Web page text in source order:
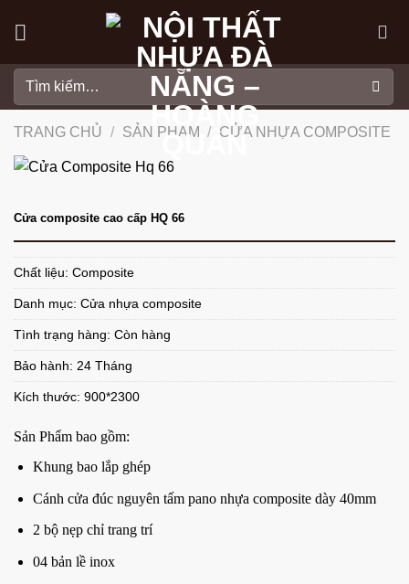
kiếm:
TRANG CHỦ / SẢN PHẨM / CỬA NHỰA COMPOSITE
Cửa composite cao cấp HQ 66
Chất liệu: Composite
Danh mục: Cửa nhựa composite
Tình trạng hàng: Còn hàng
Bảo hành: 24 Tháng
Kích thước: 900*2300
Sản Phẩm bao gồm:
Khung bao lắp ghép
Cánh cửa đúc nguyên tấm pano nhựa composite dày 40mm
2 bộ nẹp chỉ trang trí
04 bản lề inox